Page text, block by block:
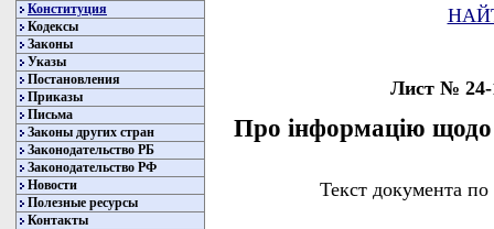
Конституция
Кодексы
Законы
Указы
Постановления
Приказы
Письма
Законы других стран
Законодательство РБ
Законодательство РФ
Новости
Полезные ресурсы
Контакты
Лист № 24-
Про інформацію щодо
Текст документа